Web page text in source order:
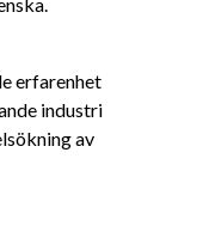
erfarenhet
industri
av